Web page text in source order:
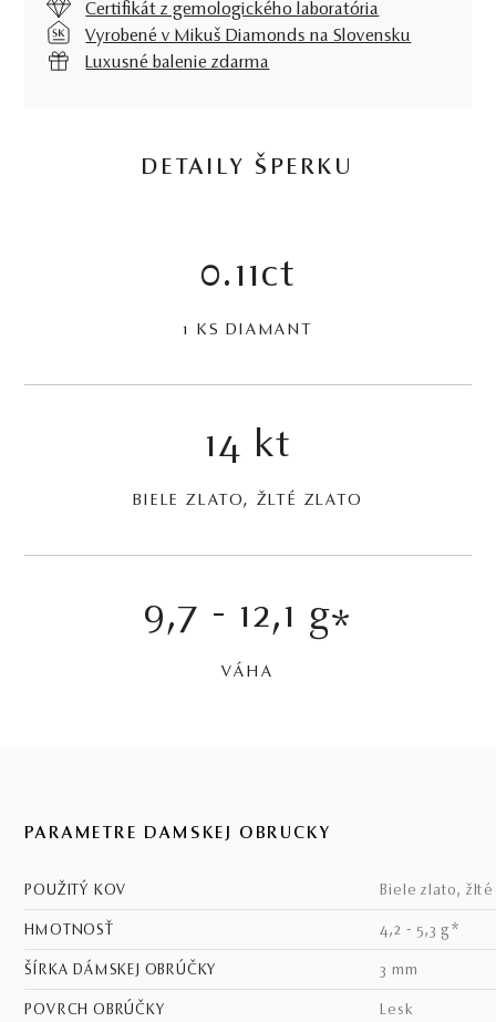
Certifikát z gemologického laboratória
Vyrobené v Mikuš Diamonds na Slovensku
Luxusné balenie zdarma
DETAILY ŠPERKU
0.11ct
1 KS DIAMANT
14 kt
BIELE ZLATO, ŽLTÉ ZLATO
9,7 - 12,1 g*
VÁHA
PARAMETRE DÁMSKEJ OBRÚČKY
POUŽITÝ KOV biele zlato,
HMOTNOSŤ 4,2 - 5,3 g*
ŠÍRKA DÁMSKEJ OBRÚČKY 3 mm
POVRCH OBRÚČKY lesk